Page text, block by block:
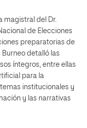
magistral del Dr.
de Elecciones
preparatorias de
detalló las
íntegros, entre ellas
para la
institucionales y
y las narrativas